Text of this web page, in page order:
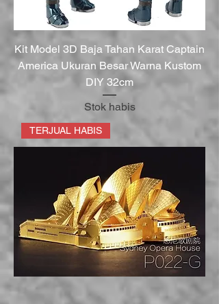
Kit Model 3D Baja Tahan Karat Captain
America Ukuran Besar Warna Kustom
DIY 32cm
Stok habis
TERJUAL HABIS